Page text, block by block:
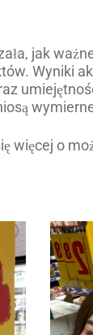
jak
Wyniki
więcej o